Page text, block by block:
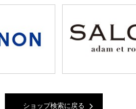
ショップ検索に戻る